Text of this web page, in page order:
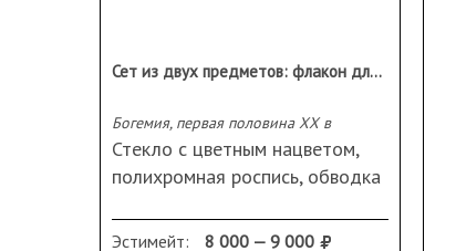
Сет из двух предметов: флакон для духов и баночка для крема
Богемия, первая половина ХХ в
Стекло с цветным нацветом,
полихромная роспись, обводка
Высота флакона 14,5 см;
Эстимейт: 8 000 — 9 000